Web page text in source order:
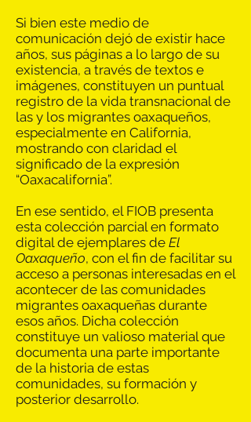
Si bien este medio de
comunicación dejó de existir hace
años, sus páginas a lo largo de su
existencia, a través de textos e
imágenes, constituyen un puntual
registro de la vida transnacional de
las y los migrantes oaxaqueños,
especialmente en California,
mostrando con claridad el
significado de la expresión
“Oaxacalifornia”.
En ese sentido, el FIOB presenta
esta colección parcial en formato
digital de ejemplares de El
Oaxaqueño, con el fin de facilitar su
acceso a personas interesadas en el
acontecer de las comunidades
migrantes oaxaqueñas durante
esos años. Dicha colección
constituye un valioso material que
documenta una parte importante
de la historia de estas
comunidades, su formación y
posterior desarrollo.